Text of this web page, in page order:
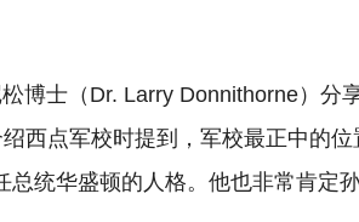
博士（Dr. Larry Donnithorne）分
西点军校时提到，军校最正中的位
统华盛顿的人格。他也非常肯定